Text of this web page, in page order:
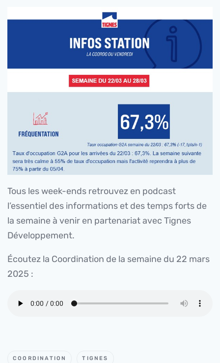
Tous les week-ends retrouvez en podcast
l’essentiel des informations et des temps forts de
la semaine à venir en partenariat avec Tignes
Développement.
Écoutez la Coordination de la semaine du 22 mars
2025 :
COORDINATION TIGNES